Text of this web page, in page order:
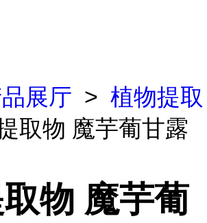
展厅 > 植物提取
取物 魔芋葡甘露
物 魔芋葡